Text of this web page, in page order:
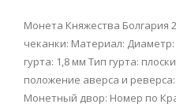
Монета Княжества Болгария
чеканки: Материал: Диаметр:
гурта: 1,8 мм Тип гурта:
положение аверса и
Монетный двор: Номер по